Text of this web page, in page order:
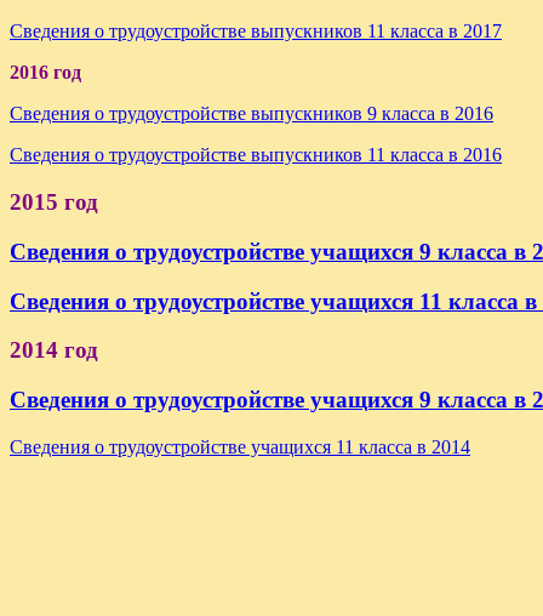
Сведения о трудоустройстве выпускников 11 класса в 2017
2016 год
Сведения о трудоустройстве выпускников 9 класса в 2016
Сведения о трудоустройстве выпускников 11 класса в 2016
2015 год
Сведения о трудоустройстве учащихся 9 класса в
Сведения о трудоустройстве учащихся 11 класса в
2014 год
Сведения о трудоустройстве учащихся 9 класса в
Сведения о трудоустройстве учащихся 11 класса в 2014